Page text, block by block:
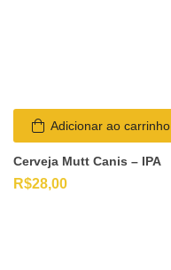
Adicionar ao carrinho
Cerveja Mutt Canis – IPA
R$28,00